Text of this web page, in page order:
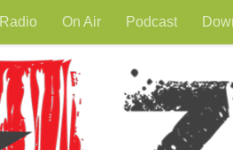
Radio On Air Podcast